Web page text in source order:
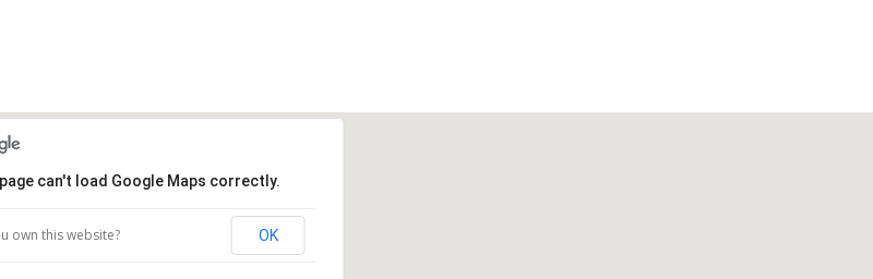
can't load Google Maps correctly.
own this website? OK